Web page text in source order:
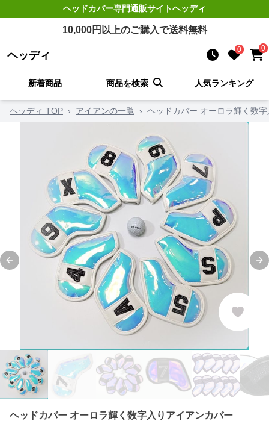
ヘッドカバー専門通販サイトヘッディ
10,000円以上のご購入で送料無料
ヘッディ 0 0
新着商品 商品を検索 人気ランキング
ヘッディ TOP › アイアンの一覧 › ヘッドカバー オーロラ輝く数
Previous slide
ヘッドカバー オーロラ輝く数字入りアイアンカバー